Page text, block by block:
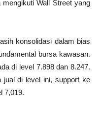
Wall Street yang
konsolidasi dalam bias
bursa kawasan.
di level 7.898 dan 8.247.
jual di level ini, support ke
7,019.